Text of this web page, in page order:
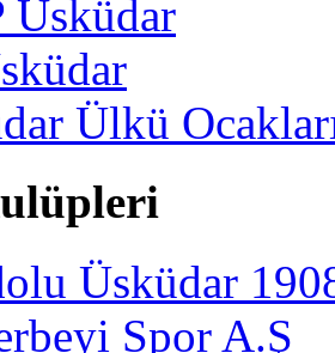
Üsküdar
Ülkü
Üsküdar
Spor A.Ş